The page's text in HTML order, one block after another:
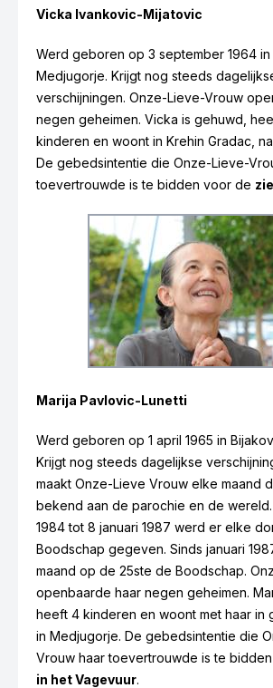
Vicka Ivankovic-Mijatovic
Vicka Ivankovic
Werd geboren op 3 september 1964 in
Medjugorje. Krijgt nog steeds
verschijningen. Onze-Lieve-Vrouw
negen geheimen. Vicka is gehuwd,
kinderen en woont in Krehin Gradac,
De gebedsintentie die Onze-Lieve-
toevertrouwde is te bidden voor de
Marija Pavlovic-Lunetti
Werd geboren op 1 april 1965 in
Krijgt nog steeds dagelijkse
maakt Onze-Lieve Vrouw elke maand
bekend aan de parochie en de wereld.
1984 tot 8 januari 1987 werd er elke
Boodschap gegeven. Sinds januari
maand op de 25ste de Boodschap.
openbaarde haar negen geheimen.
heeft 4 kinderen en woont met haar in
in Medjugorje. De gebedsintentie die
Vrouw haar toevertrouwde is te
in het Vagevuur.